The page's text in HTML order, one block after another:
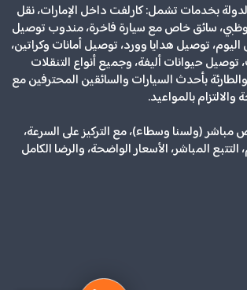
بخدمات تشمل: كارلفت داخل الإمارات، نقل
سائق خاص مع سيارة فاخرة، مندوب توصيل
توصيل هدايا وورد، توصيل أمانات وكراتين،
حيوانات أليفة، وجميع أنواع التنقلات
بأحدث السيارات والسائقين المحترفين مع
بالمواعيد.
(ولسنا وسطاء)، مع التركيز على السرعة،
التتبع المباشر، الأسعار الواضحة، والرضا الكامل